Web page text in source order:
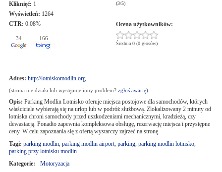
Kliknięć: 1
Wyświetleń: 1264
CTR: 0.08%
34 166
(3/5)
Ocena użytkowników:
Średnia 0 (0 głosów)
Adres: http://lotniskomodlin.org
(strona nie działa lub występuje inny problem? zgłoś awarię)
Opis: Parking Modlin Lotnisko oferuje miejsca postojowe dla samochodów, których
właściciele wybierają się na urlop lub w podróż służbową. Zlokalizowany 2 minuty od
lotniska chroni samochody przed uszkodzeniami mechanicznymi, kradzieżą, czy
dewastacją. Ponadto zapewnia kompleksowa obsługę, rezerwację miejsca i przystępne
ceny. W celu zapoznania się z ofertą wystarczy zajrzeć na stronę.
Tagi: parking modlin, parking modlin airport, parking, parking modlin lotnisko,
parking przy lotnisku modlin
Kategorie:
Motoryzacja